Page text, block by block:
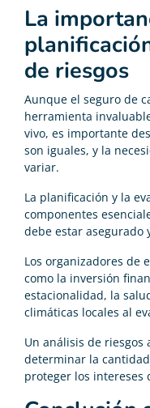
La
de riesgos
Aunque el seguro de
herramienta
vivo, es importante
son iguales, y la
variar.
La planificación y la
componentes
debe estar asegurado
Los organizadores de
como la inversión
estacionalidad, la
climáticas locales al
Un análisis de riesgos
determinar la
proteger los intereses